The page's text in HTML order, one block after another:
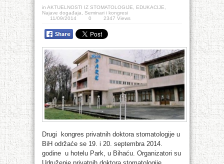
in AKTUELNOSTI IZ STOMATOLOGIJE EDUKACIJE
Najave događaja
Seminari i kongresi
11/09/2014
0 2347 Views
Drugi kongres privatnih doktora stomatologije u
BiH održaće se 19. i 20. septembra 2014.
godine u hotelu Park, u Bihaću. Organizatori su
Udruženje privatnih doktora stomatologije